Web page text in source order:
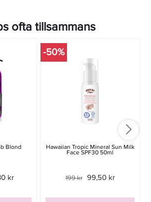
ofta tillsammans
Blond
kr
-50%
Hawaiian Tropic Mineral Sun Milk
Face SPF30 50ml
199 kr 99,50 kr